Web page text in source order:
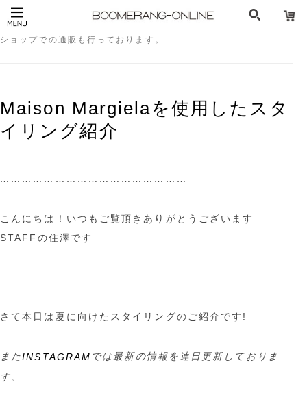
NEEDLES（ニードルズ）についてのブログ記事です。オンライン
ショップでの通販も行っております。
Maison Margielaを使用したスタ
イリング紹介
…………………………………………… ……………
こんにちは！いつもご覧頂きありがとうございます
STAFFの住澤です
さて本日は夏に向けたスタイリングのご紹介です!
またINSTAGRAM では最新の情報を連日更新しておりま
す。